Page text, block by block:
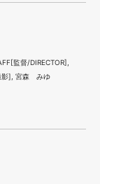
監督/DIRECTOR],
影], 宮森 みゆ